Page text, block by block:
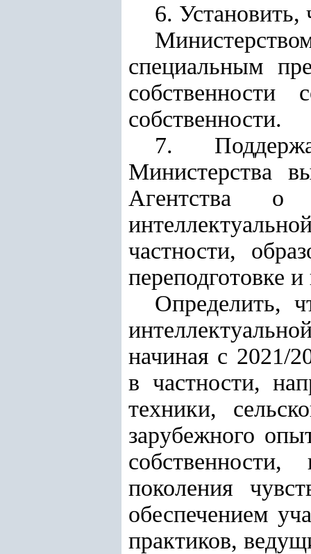
6. Установить,
специальным
собственности
собственности.
7.
Министерства
Агентства о
частности,
переподготовке
Определить,
начиная с 2021/
в частности,
техники,
зарубежного
поколения
обеспечением
практиков,